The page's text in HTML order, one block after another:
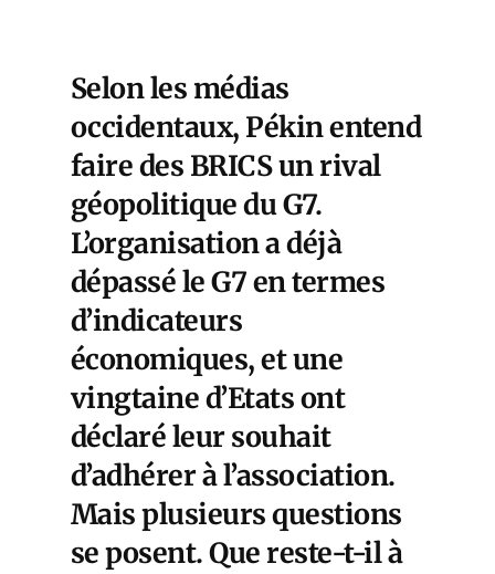
Selon les médias
occidentaux, Pékin entend
faire des BRICS un rival
géopolitique du G7.
L’organisation a déjà
dépassé le G7 en termes
d’indicateurs
économiques, et une
vingtaine d’Etats ont
déclaré leur souhait
d’adhérer à l’association.
Mais plusieurs questions
se posent. Que reste-t-il à